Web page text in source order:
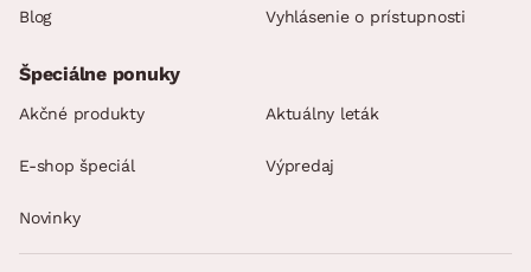
Blog Vyhlásenie o prístupnosti
Špeciálne ponuky
Akčné produkty Aktuálny leták
E-shop špeciál Výpredaj
Novinky